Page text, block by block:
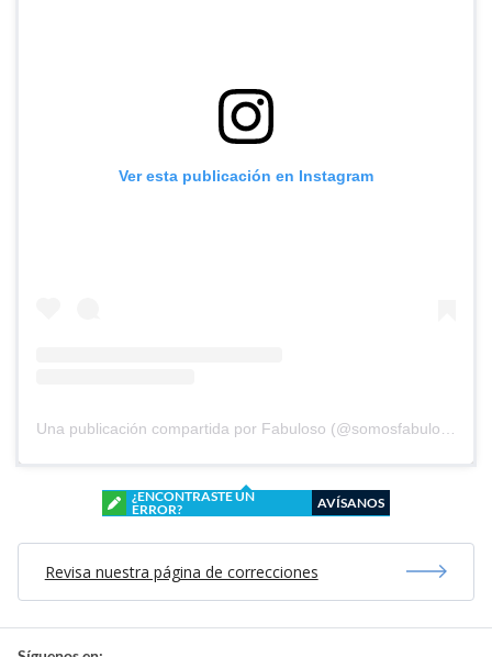
Ver esta publicación en Instagram
¿ENCONTRASTE UN
ERROR?
AVÍSANOS
Revisa nuestra página de correcciones